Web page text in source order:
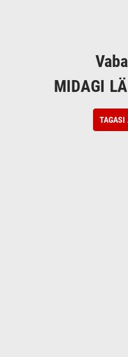
MIDAGI
TAGASI